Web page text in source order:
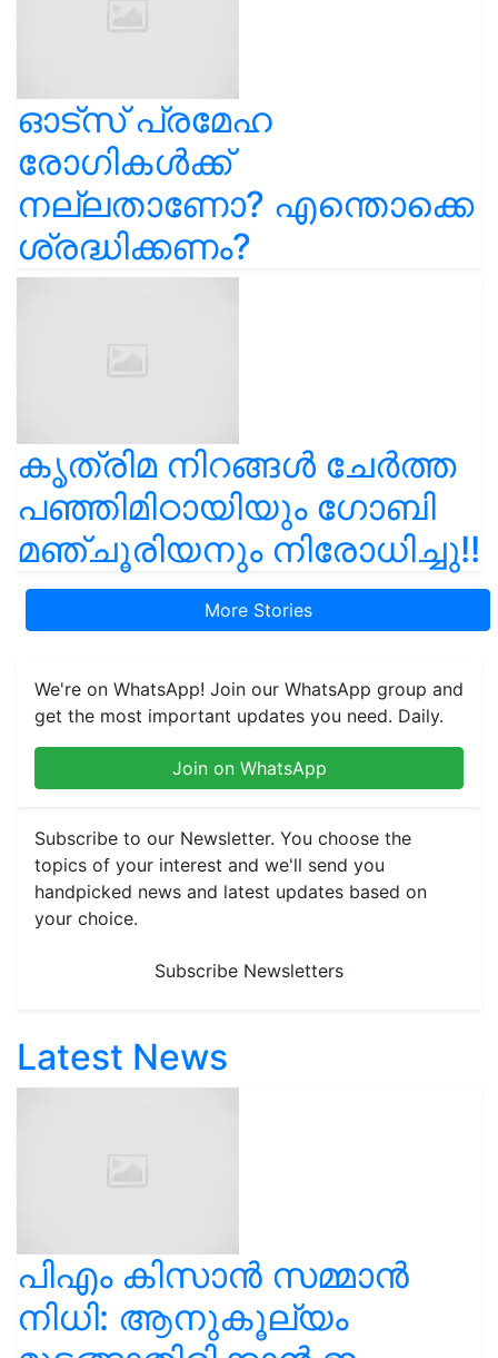
ഓട്സ് പ്രമേഹ
രോഗികൾക്ക്
നല്ലതാണോ? എന്തൊക്കെ
ശ്രദ്ധിക്കണം?
കൃത്രിമ നിറങ്ങൾ ചേർത്ത
പഞ്ഞിമിഠായിയും ഗോബി
മഞ്ചൂരിയനും നിരോധിച്ചു!!
More Stories
We're on WhatsApp! Join our WhatsApp group and
get the most important updates you need. Daily.
Join on WhatsApp
Subscribe to our Newsletter. You choose the
topics of your interest and we'll send you
handpicked news and latest updates based on
your choice.
Subscribe Newsletters
Latest News
പിഎം കിസാൻ സമ്മാൻ
നിധി: ആനുകൂല്യം